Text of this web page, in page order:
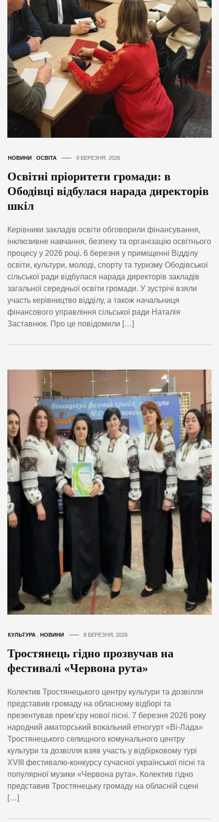
НОВИНИ ОСВІТА 9 БЕРЕЗНЯ, 2026
Освітні пріоритети громади: в
Ободівці відбулася нарада директорів
шкіл
Керівники закладів освіти обговорили фінансування,
інклюзивне навчання, безпеку та організацію освітнього
процесу у 2026 році. 6 березня у приміщенні Відділу
освіти, культури, молоді, спорту та туризму Ободівської
сільської ради відбулася нарада директорів закладів
загальної середньої освіти громади. У зустрічі взяли
участь керівництво відділу, а також начальниця
фінансового управління сільської ради Наталія
Заставнюк. Про це повідомили […]
КУЛЬТУРА НОВИНИ 8 БЕРЕЗНЯ, 2026
Тростянець гідно прозвучав на
фестивалі «Червона рута»
Колектив Тростянецького центру культури та дозвілля
представив громаду на обласному відборі та
презентував прем’єру нової пісні. 7 березня 2026 року
народний аматорський вокальний етногурт «Ві-Лада»
Тростянецького селищного комунального центру
культури та дозвілля взяв участь у відбірковому турі
XVIII фестивалю-конкурсу сучасної української пісні та
популярної музики «Червона рута». Колектив гідно
представив Тростянецьку громаду на обласній сцені
[…]